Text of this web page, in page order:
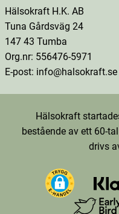
Hälsokraft H.K. AB
Tuna Gårdsväg 24
147 43 Tumba
Org.nr: 556476-5971
E-post: info@halsokraft.se
Hälsokraft
bestående av ett 60-
drivs